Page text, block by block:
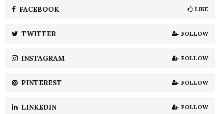
H
FACEBOOK LIKE
TWITTER FOLLOW
INSTAGRAM FOLLOW
PINTEREST FOLLOW
LINKEDIN FOLLOW